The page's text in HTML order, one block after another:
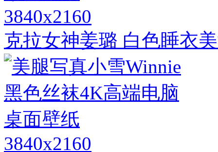
3840x2160
克拉女神姜璐 白色睡衣
3840x2160